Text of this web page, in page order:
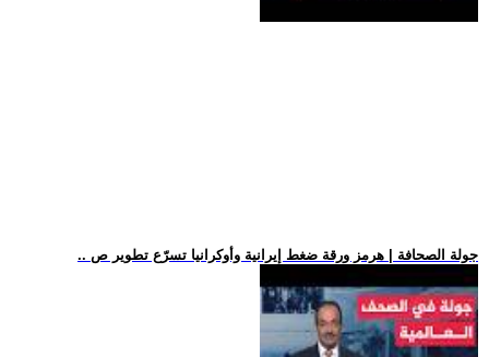
.. جولة الصحافة | هرمز ورقة ضغط إيرانية وأوكرانيا تسرّع تطوير ص